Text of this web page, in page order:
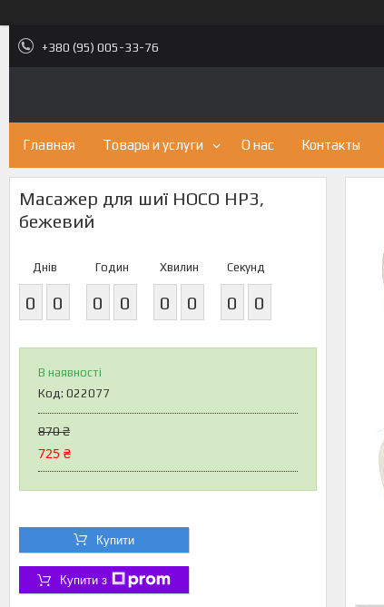
+380 (95) 005-33-76
Главная Товары и услуги О нас Контакты
Масажер для шиї HOCO HP3,
бежевий
Днів
0 0
Годин
0 0
Хвилин
0 0
Секунд
0 0
В наявності
Код: 022077
870 ₴
725 ₴
Купити
Купити з